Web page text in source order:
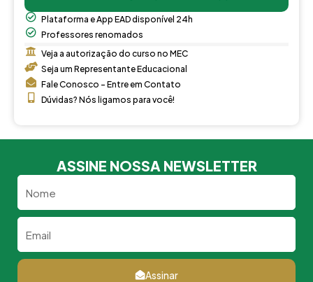
Plataforma e App EAD disponível 24h
Professores renomados
Veja a autorização do curso no MEC
Seja um Representante Educacional
Fale Conosco - Entre em Contato
Dúvidas? Nós ligamos para você!
ASSINE NOSSA NEWSLETTER
Assinar